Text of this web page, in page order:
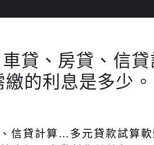
車貸、房貸、信貸
的利息是多少。
信貸計算…多元貸款試算軟